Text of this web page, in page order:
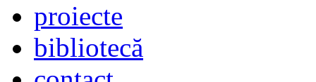
proiecte
bibliotecă